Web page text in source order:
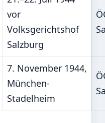
vor
Volksgerichtshof
Salzburg
7. November 1944,
München-
Stadelheim